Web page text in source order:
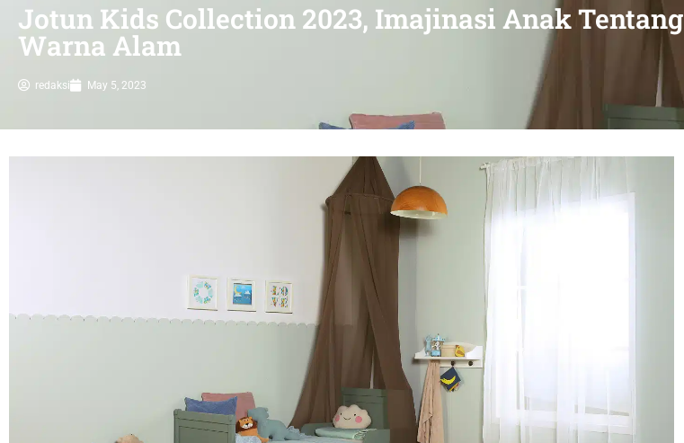
Jotun Kids Collection 2023, Imajinasi Anak Tentang
Warna Alam
redaksi May 5, 2023